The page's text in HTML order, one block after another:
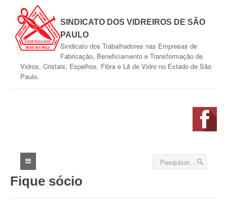
SINDICATO DOS VIDREIROS DE SÃO
PAULO
Sindicato dos Trabalhadores nas Empresas de
Fabricação, Beneficiamento e Transformação de
Vidros, Cristais, Espelhos, Fibra e Lã de Vidro no Estado de São
Paulo.
Home
O Sindicato
Fique sócio